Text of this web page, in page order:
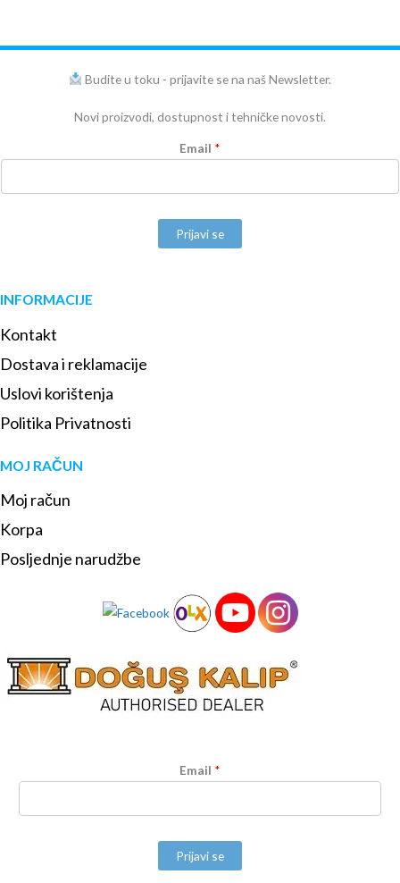
Budite u toku - prijavite se na naš Newsletter.
Novi proizvodi, dostupnost i tehničke novosti.
Email *
Prijavi se
INFORMACIJE
Kontakt
Dostava i reklamacije
Uslovi korištenja
Politika Privatnosti
MOJ RAČUN
Moj račun
Korpa
Posljednje narudžbe
Email *
Prijavi se